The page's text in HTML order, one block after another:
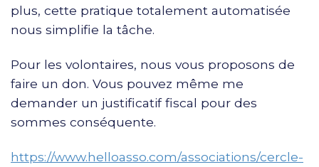
plus, cette pratique totalement automatisée
nous simplifie la tâche.
Pour les volontaires, nous vous proposons de
faire un don. Vous pouvez même me
demander un justificatif fiscal pour des
sommes conséquente.
https://www.helloasso.com/associations/cercle-